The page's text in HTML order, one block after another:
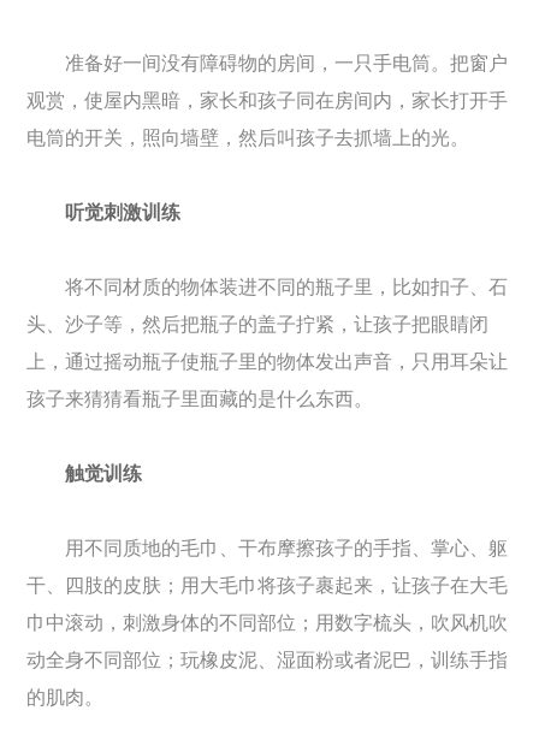
准备好一间没有障碍物的房间，一只手电筒。把窗户
观赏，使屋内黑暗，家长和孩子同在房间内，家长打开手
电筒的开关，照向墙壁，然后叫孩子去抓墙上的光。
听觉刺激训练
将不同材质的物体装进不同的瓶子里，比如扣子、石
头、沙子等，然后把瓶子的盖子拧紧，让孩子把眼睛闭
上，通过摇动瓶子使瓶子里的物体发出声音，只用耳朵让
孩子来猜猜看瓶子里面藏的是什么东西。
触觉训练
用不同质地的毛巾、干布摩擦孩子的手指、掌心、躯
干、四肢的皮肤；用大毛巾将孩子裹起来，让孩子在大毛
巾中滚动，刺激身体的不同部位；用数字梳头，吹风机吹
动全身不同部位；玩橡皮泥、湿面粉或者泥巴，训练手指
的肌肉。